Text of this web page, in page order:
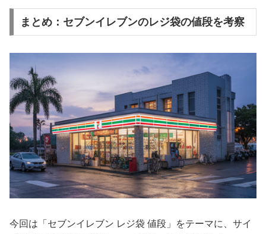
まとめ：セブンイレブンのレジ袋の値段を考察
今回は「セブンイレブン レジ袋 値段」をテーマに、サイ